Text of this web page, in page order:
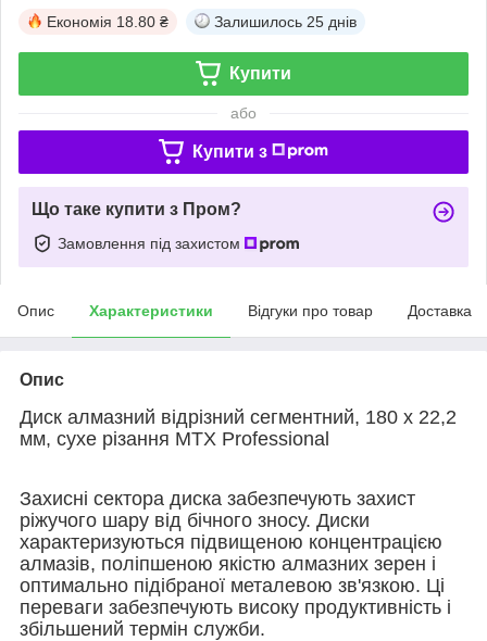
Економія 18.80 ₴ Залишилось 25 днів
Купити
або
Купити з
Що таке купити з Пром?
Замовлення під захистом
Опис Характеристики Відгуки про товар Доставка
Опис
Диск алмазний відрізний сегментний, 180 х 22,2
мм, сухе різання MTX Professional
Захисні сектора диска забезпечують захист
ріжучого шару від бічного зносу. Диски
характеризуються підвищеною концентрацією
алмазів, поліпшеною якістю алмазних зерен і
оптимально підібраної металевою зв'язкою. Ці
переваги забезпечують високу продуктивність і
збільшений термін служби.